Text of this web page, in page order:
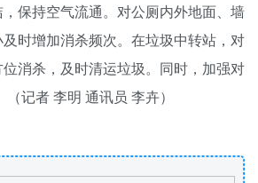
保持空气流通。对公厕内外地面、墙
时增加消杀频次。在垃圾中转站，对
消杀，及时清运垃圾。同时，加强对
记者 李明 通讯员 李卉）